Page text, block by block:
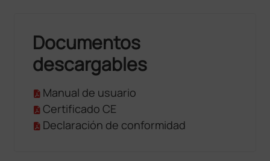
Documentos
descargables
Manual de usuario
Certificado CE
Declaración de conformidad